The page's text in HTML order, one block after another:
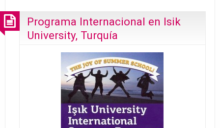
Programa Internacional en Isik
University, Turquía